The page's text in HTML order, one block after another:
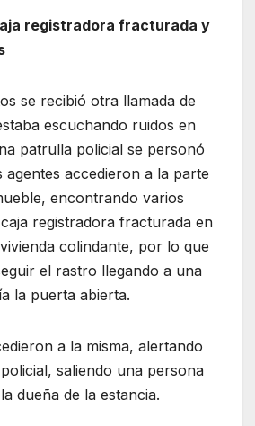
registradora fracturada y
se recibió otra llamada de
escuchando ruidos en
patrulla policial se personó
accedieron a la parte
encontrando varios
registradora fracturada en
colindante, por lo que
el rastro llegando a una
la puerta abierta.
a la misma, alertando
saliendo una persona
dueña de la estancia.